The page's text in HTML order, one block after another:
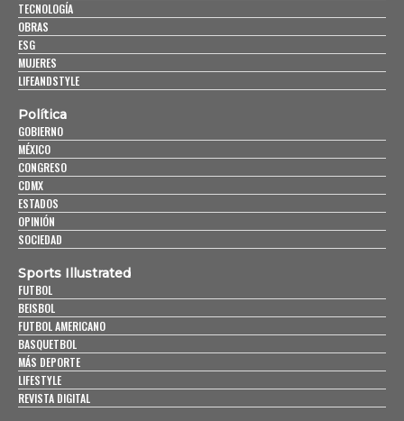
TECNOLOGÍA
OBRAS
ESG
MUJERES
LIFEANDSTYLE
Política
GOBIERNO
MÉXICO
CONGRESO
CDMX
ESTADOS
OPINIÓN
SOCIEDAD
Sports Illustrated
FUTBOL
BEISBOL
FUTBOL AMERICANO
BASQUETBOL
MÁS DEPORTE
LIFESTYLE
REVISTA DIGITAL